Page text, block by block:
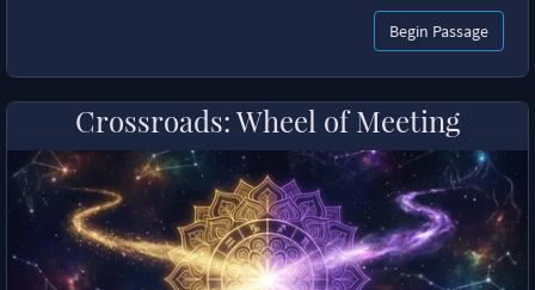
Begin Passage
Crossroads: Wheel of Meeting